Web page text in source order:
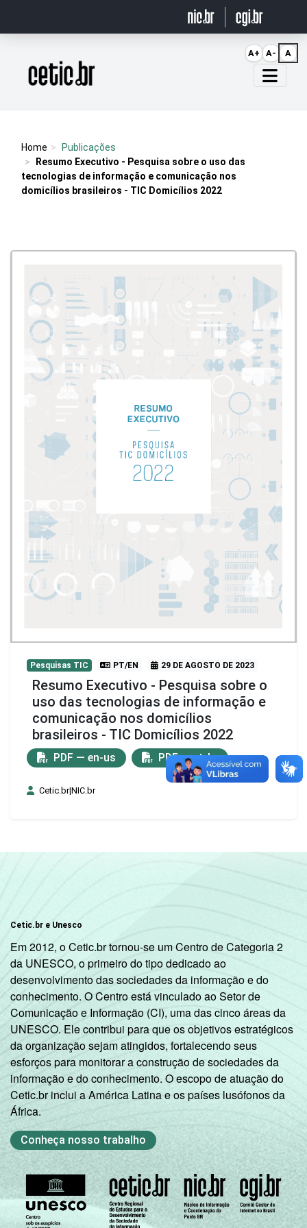
Página inicial
Home
Publicações
Resumo Executivo - Pesquisa sobre o uso das
tecnologias de informação e comunicação nos
domicílios brasileiros - TIC Domicílios 2022
Pesquisas TIC PT/EN 29 DE AGOSTO DE 2023
Resumo Executivo - Pesquisa sobre o
uso das tecnologias de informação e
comunicação nos domicílios
brasileiros - TIC Domicílios 2022
PDF — en-us PDF — pt-br
Cetic.br|NIC.br
Cetic.br e Unesco
Em 2012, o Cetic.br tornou-se um Centro de Categoria 2
da UNESCO, o primeiro do tipo dedicado ao
desenvolvimento das sociedades da informação e do
conhecimento. O Centro está vinculado ao Setor de
Comunicação e Informação (CI), uma das cinco áreas da
UNESCO. Ele contribui para que os objetivos estratégicos
da organização sejam atingidos, fortalecendo seus
esforços para monitorar a construção de sociedades da
informação e do conhecimento. O escopo de atuação do
Cetic.br inclui a América Latina e os países lusófonos da
África.
Conheça nosso trabalho
A+ A- A